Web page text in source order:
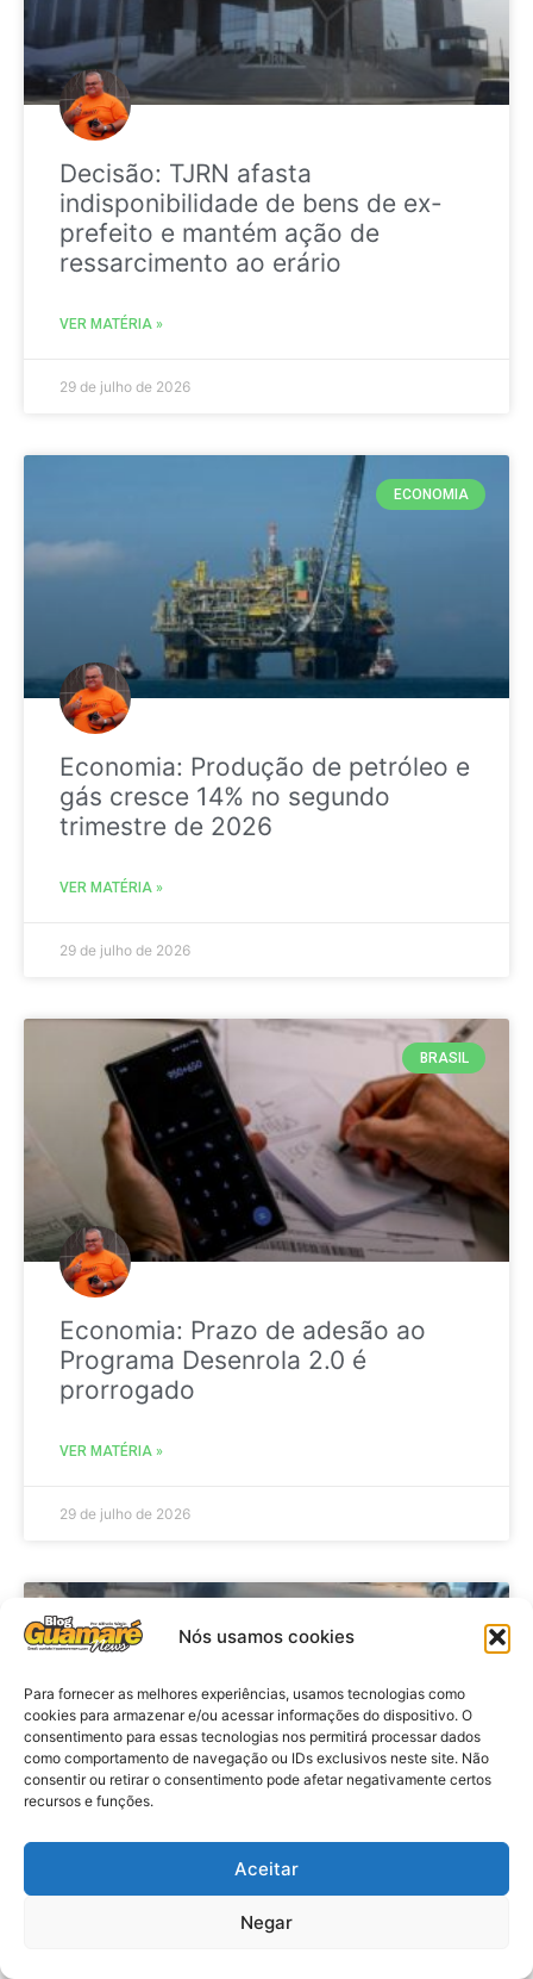
Nós usamos cookies
Para fornecer as melhores experiências, usamos tecnologias como
cookies para armazenar e/ou acessar informações do dispositivo. O
consentimento para essas tecnologias nos permitirá processar dados
como comportamento de navegação ou IDs exclusivos neste site. Não
consentir ou retirar o consentimento pode afetar negativamente certos
recursos e funções.
Aceitar
Negar
Decisão: TJRN afasta
indisponibilidade de bens de ex-
prefeito e mantém ação de
ressarcimento ao erário
VER MATÉRIA »
29 de julho de 2026
ECONOMIA
Economia: Produção de petróleo e
gás cresce 14% no segundo
trimestre de 2026
VER MATÉRIA »
29 de julho de 2026
BRASIL
Economia: Prazo de adesão ao
Programa Desenrola 2.0 é
prorrogado
VER MATÉRIA »
29 de julho de 2026
Acidente: A caminho do trabalho
professora se envolve em